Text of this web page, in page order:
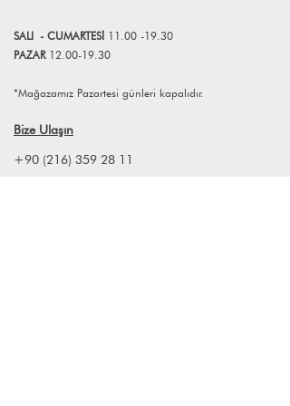
SALI - CUMARTESİ 11.00 -19.30
PAZAR 12.00-19.30
*Mağazamız Pazartesi günleri kapalıdır.
Bize Ulaşın
+90 (216) 359 28 11